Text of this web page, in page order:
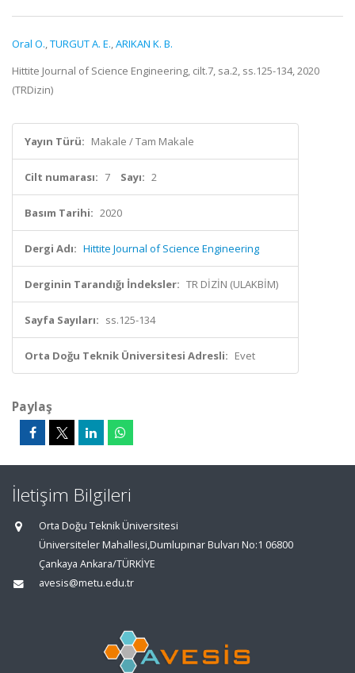
Oral O.,TURGUT A. E.,ARIKAN K. B.
Hittite Journal of Science Engineering, cilt.7, sa.2, ss.125-134, 2020
(TRDizin)
Yayın Türü: Makale / Tam Makale
Cilt numarası: 7 Sayı: 2
Basım Tarihi: 2020
Dergi Adı: Hittite Journal of Science Engineering
Derginin Tarandığı İndeksler: TR DİZİN (ULAKBİM)
Sayfa Sayıları: ss.125-134
Orta Doğu Teknik Üniversitesi Adresli: Evet
Paylaş
İletişim Bilgileri
Orta Doğu Teknik Üniversitesi
Üniversiteler Mahallesi,Dumlupınar Bulvarı No:1 06800
Çankaya Ankara/TÜRKİYE
avesis@metu.edu.tr